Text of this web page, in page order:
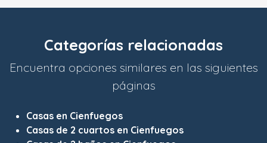
Categorías relacionadas
Encuentra opciones similares en las siguientes
páginas
Casas en Cienfuegos
Casas de 2 cuartos en Cienfuegos